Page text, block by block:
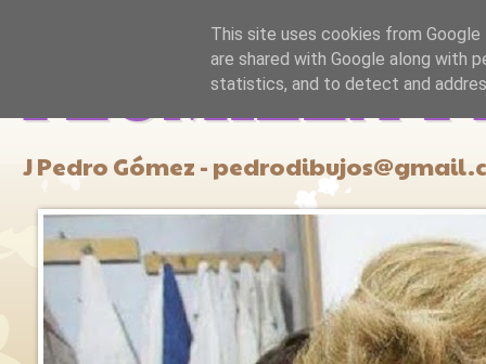
PLUMILLA Y
J Pedro Gómez -
This site uses cookies from
are shared with Google along with
statistics, and to detect and